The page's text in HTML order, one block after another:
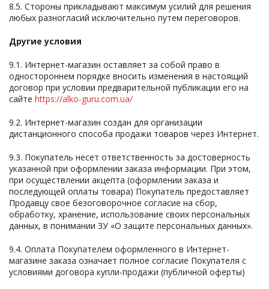
8.5. Стороны прикладывают максимум усилий для решения
любых разногласий исключительно путем переговоров.
Другие условия
9.1. Интернет-магазин оставляет за собой право в
одностороннем порядке вносить изменения в настоящий
договор при условии предварительной публикации его на
сайте https://alko-guru.com.ua/
9.2. Интернет-магазин создан для организации
дистанционного способа продажи товаров через Интернет.
9.3. Покупатель несет ответственность за достоверность
указанной при оформлении заказа информации. При этом,
при осуществлении акцепта (оформлении заказа и
последующей оплаты товара) Покупатель предоставляет
Продавцу свое безоговорочное согласие на сбор,
обработку, хранение, использование своих персональных
данных, в понимании ЗУ «О защите персональных данных».
9.4. Оплата Покупателем оформленного в Интернет-
магазине заказа означает полное согласие Покупателя с
условиями договора купли-продажи (публичной оферты)